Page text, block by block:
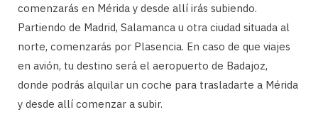
comenzarás en Mérida y desde allí irás subiendo.
Partiendo de Madrid, Salamanca u otra ciudad situada al
norte, comenzarás por Plasencia. En caso de que viajes
en avión, tu destino será el aeropuerto de Badajoz,
donde podrás alquilar un coche para trasladarte a Mérida
y desde allí comenzar a subir.